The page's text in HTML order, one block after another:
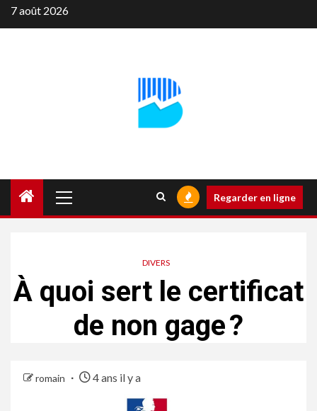
Aller
au
7 août 2026
principal
Regarder en ligne
DIVERS
À quoi sert le certificat
de non gage ?
romain 4 ans il y a